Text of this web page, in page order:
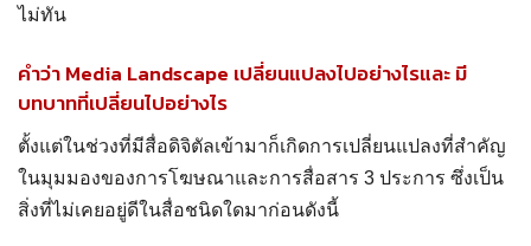
ไม่ทัน
คำว่า Media Landscape เปลี่ยนแปลงไปอย่างไรและ มี
บทบาทที่เปลี่ยนไปอย่างไร
ตั้งแต่ในช่วงที่มีสื่อดิจิตัลเข้ามาก็เกิดการเปลี่ยนแปลงที่สำคัญ
ในมุมมองของการโฆษณาและการสื่อสาร 3 ประการ ซึ่งเป็น
สิ่งที่ไม่เคยอยู่ดีในสื่อชนิดใดมาก่อนดังนี้